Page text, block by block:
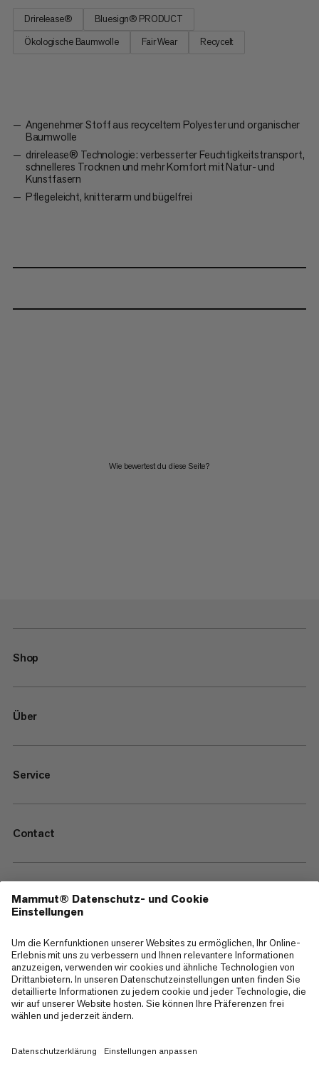
Drirelease®
Bluesign® PRODUCT
Ökologische Baumwolle
Fair Wear Recycelt
Angenehmer Stoff aus recyceltem Polyester und organischer
Baumwolle
drirelease® Technologie: verbesserter Feuchtigkeitstransport,
schnelleres Trocknen und mehr Komfort mit Natur- und
Kunstfasern
Pflegeleicht, knitterarm und bügelfrei
Wie bewertest du diese Seite?
Shop
Über
Service
Contact
—
Sitemap
Cookies
Impressum